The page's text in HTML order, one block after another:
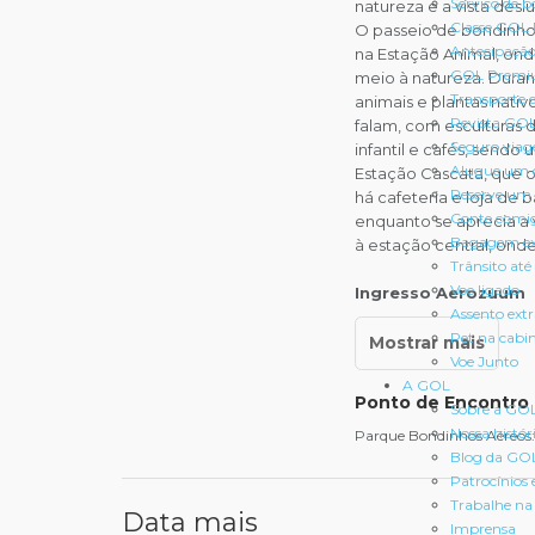
Classe
GOL
Transporte
Revista
Seguro
Alugue um
Reserve
Conte
Bagagem
Trânsito
Voe ligado
Assento
Pet na
Voe Junto
A GOL
Sobre a
Nossa
Blog da
Patrocínios
Trabalhe
Imprensa
natureza e a vista
O passeio de
na Estação Animal,
meio à natureza.
animais e plantas
falam, com esculturas
infantil e cafés, sendo
Estação Cascata, que
há cafeteria e loja de
enquanto se aprecia a
à estação central,
Ingresso Aerozuum
Ponto de Encontro
Parque Bondinhos
Data mais